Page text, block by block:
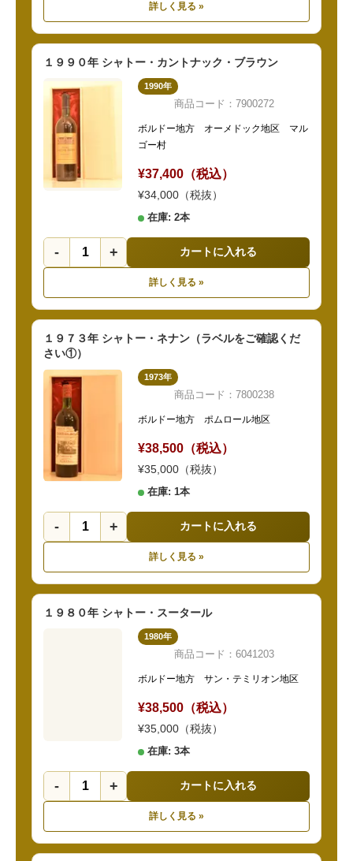
詳しく見る »
１９９０年 シャトー・カントナック・ブラウン
1990年
商品コード：7900272
ボルドー地方 オーメドック地区 マル
ゴー村
¥37,400（税込）
¥34,000（税抜）
在庫: 2本
- + カートに入れる
詳しく見る »
１９７３年 シャトー・ネナン（ラベルをご確認くだ
さい①）
1973年
商品コード：7800238
ボルドー地方 ポムロール地区
¥38,500（税込）
¥35,000（税抜）
在庫: 1本
- + カートに入れる
詳しく見る »
１９８０年 シャトー・スータール
1980年
商品コード：6041203
ボルドー地方 サン・テミリオン地区
¥38,500（税込）
¥35,000（税抜）
在庫: 3本
- + カートに入れる
詳しく見る »